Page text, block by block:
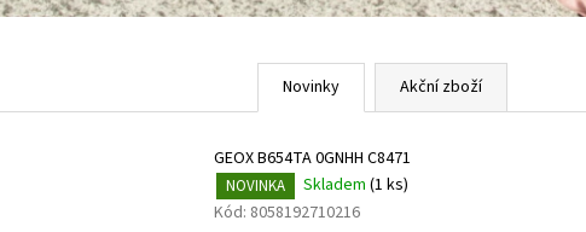
Novinky Akční zboží
GEOX B654TA 0GNHH C8471
NOVINKA Skladem (1 ks)
Kód: 8058192710216